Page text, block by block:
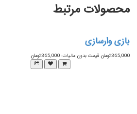
محصولات مرتبط
بازی وارسازی
365,000تومان قیمت بدون مالیات: 365,000تومان